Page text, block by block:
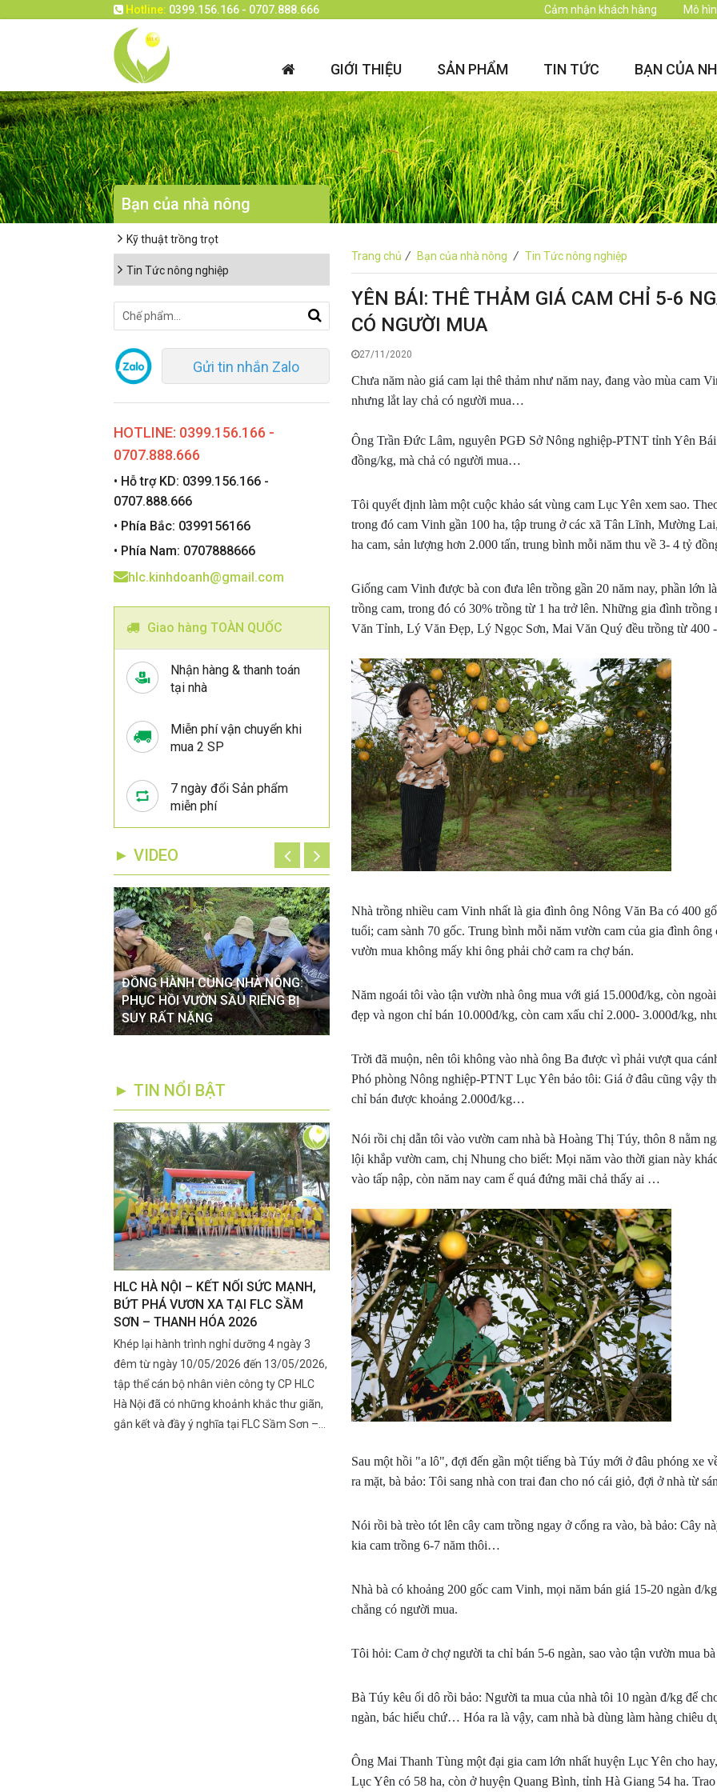
Hotline: 0399.156.166 - 0707.888.666 Cảm nhận khách hàng Mô
GIỚI THIỆU SẢN PHẨM TIN TỨC BẠN CỦA
Trang chủ / Bạn của nhà nông / Tin Tức nông nghiệp
YÊN BÁI: THÊ THẢM GIÁ CAM CHỈ 5-6
CÓ NGƯỜI MUA
27/11/2020
Chưa năm nào giá cam lại thê thảm như năm nay, đang vào mùa cam
nhưng lắt lay chả có người mua…
Ông Trần Đức Lâm, nguyên PGĐ Sở Nông nghiệp-PTNT tỉnh Yên Bái
đồng/kg, mà chả có người mua…
Tôi quyết định làm một cuộc khảo sát vùng cam Lục Yên xem sao.
trong đó cam Vinh gần 100 ha, tập trung ở các xã Tân Lĩnh, Mường
ha cam, sản lượng hơn 2.000 tấn, trung bình mỗi năm thu về 3- 4 tỷ
Giống cam Vinh được bà con đưa lên trồng gần 20 năm nay, phần lớn
trồng cam, trong đó có 30% trồng từ 1 ha trở lên. Những gia đình
Văn Tỉnh, Lý Văn Đẹp, Lý Ngọc Sơn, Mai Văn Quý đều trồng từ 400
Nhà trồng nhiều cam Vinh nhất là gia đình ông Nông Văn Ba có 400
tuổi; cam sành 70 gốc. Trung bình mỗi năm vườn cam của gia đình
vườn mua không mấy khi ông phải chở cam ra chợ bán.
Năm ngoái tôi vào tận vườn nhà ông mua với giá 15.000đ/kg, còn
đẹp và ngon chỉ bán 10.000đ/kg, còn cam xấu chỉ 2.000- 3.000đ/kg,
Trời đã muộn, nên tôi không vào nhà ông Ba được vì phải vượt qua
Phó phòng Nông nghiệp-PTNT Lục Yên bảo tôi: Giá ở đâu cũng vậy
chỉ bán được khoảng 2.000đ/kg…
Nói rồi chị dẫn tôi vào vườn cam nhà bà Hoàng Thị Túy, thôn 8 nằm
lội khắp vườn cam, chị Nhung cho biết: Mọi năm vào thời gian này
vào tấp nập, còn năm nay cam ế quá đứng mãi chả thấy ai …
Sau một hồi "a lô", đợi đến gần một tiếng bà Túy mới ở đâu phóng xe
ra mặt, bà bảo: Tôi sang nhà con trai đan cho nó cái giỏ, đợi ở nhà từ
Nói rồi bà trèo tót lên cây cam trồng ngay ở cổng ra vào, bà bảo: Cây
kia cam trồng 6-7 năm thôi…
Nhà bà có khoảng 200 gốc cam Vinh, mọi năm bán giá 15-20 ngàn đ/
chẳng có người mua.
Tôi hỏi: Cam ở chợ người ta chỉ bán 5-6 ngàn, sao vào tận vườn mua
Bà Túy kêu ối dô rồi bảo: Người ta mua của nhà tôi 10 ngàn đ/kg để
ngàn, bác hiểu chứ… Hóa ra là vậy, cam nhà bà dùng làm hàng chiêu
Ông Mai Thanh Tùng một đại gia cam lớn nhất huyện Lục Yên cho
Lục Yên có 58 ha, còn ở huyện Quang Bình, tỉnh Hà Giang 54 ha.
Bạn của nhà nông
Kỹ thuật trồng trọt
Tin Tức nông nghiệp
Gửi tin nhắn Zalo
HOTLINE: 0399.156.166 -
0707.888.666
• Hỗ trợ KD: 0399.156.166 -
0707.888.666
• Phía Bắc: 0399156166
• Phía Nam: 0707888666
hlc.kinhdoanh@gmail.com
Giao hàng TOÀN QUỐC
Nhận hàng & thanh toán
tại nhà
Miễn phí vận chuyển khi
mua 2 SP
7 ngày đổi Sản phẩm
miễn phí
► VIDEO
ĐỒNG HÀNH CÙNG NHÀ NÔNG:
PHỤC HỒI VƯỜN SẦU RIÊNG BỊ
SUY RẤT NẶNG
XỬ LÝ CHO CÂY TRỒNG RA NHIỀU
HOA, ĐẬU NHIỀU TRÁI
VƯỢT TRỘI NHỜ SỬ DỤNG
PHẨM HLC
► TIN NỔI BẬT
HLC HÀ NỘI – KẾT NỐI SỨC MẠNH,
BỨT PHÁ VƯƠN XA TẠI FLC SẦM
SƠN – THANH HÓA 2026
Khép lại hành trình nghỉ dưỡng 4 ngày 3
đêm từ ngày 10/05/2026 đến 13/05/2026,
tập thể cán bộ nhân viên công ty CP HLC
Hà Nội đã có những khoảnh khắc thư giãn,
gắn kết và đầy ý nghĩa tại FLC Sầm Sơn –
Kỹ Thuật Chăm Sóc Sầu Riêng Giai
Đoạn 0 - 30 Ngày: Bí Quyết Chạy Trái
Nhanh, Chống Rụng Trái
Giai đoạn sầu riêng từ lúc dứt nhụy đến 30
ngày tuổi được ví như giai đoạn "nuôi con
mọn". Trái non lúc này rất nhạy cảm, dễ
rụng nếu gặp sốc nhiệt hoặc đi đọt. Để trái
chạy cực nhanh, xanh gai, tròn hộc, bà con
đủ" dưới đây nhé
5 NGUYÊN NHÂN LÀM SẦU
RỤNG TRÁI SAU XỔ NHỤY VÀ
KHẮC PHỤC HIỆU QUẢ
Sau khi sầu riêng xổ nhụy và đậu
nhà vườn gặp tình trạng rụng trái
loạt. Đây là giai đoạn cây rất nhạy
cần dinh dưỡng, nước hoặc thời
đổi đột ngột cũng có thể khiến cây